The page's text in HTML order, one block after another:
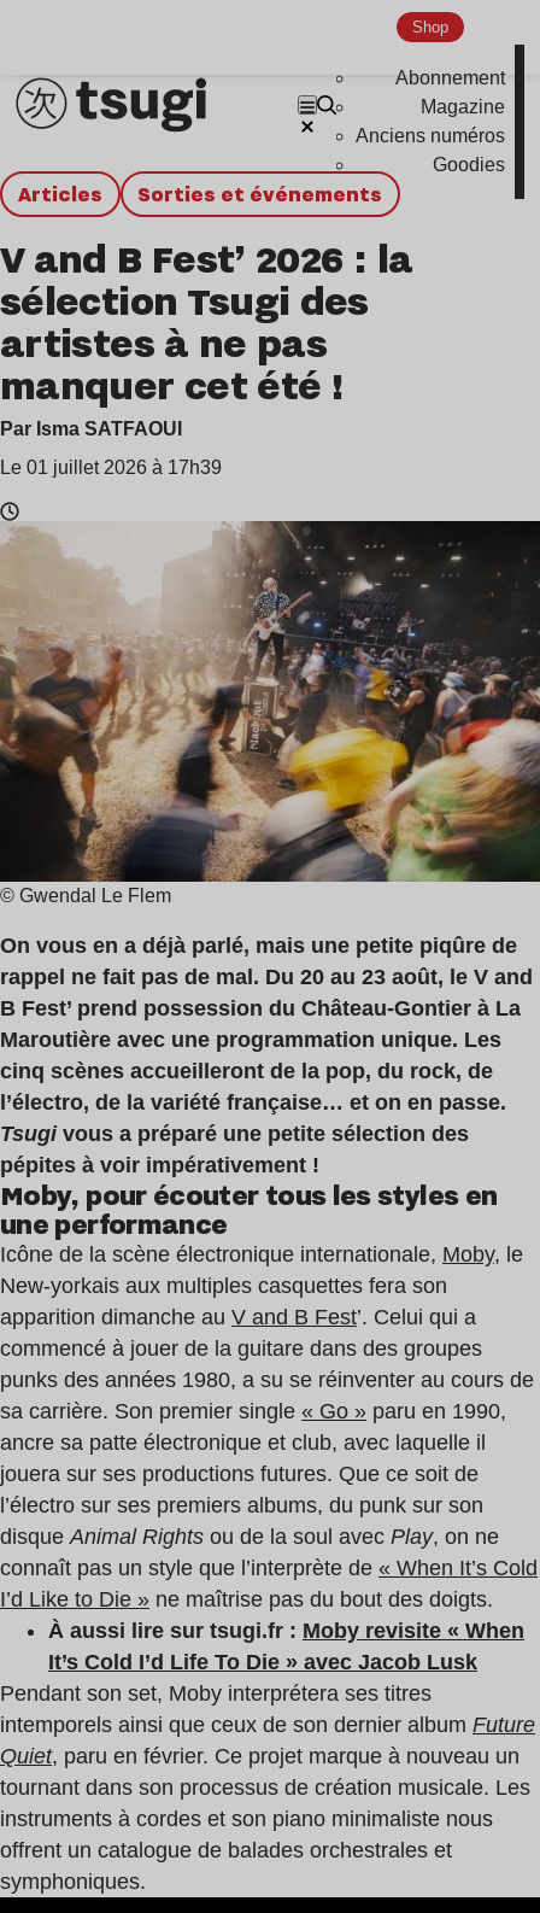
Shop
Abonnement
Magazine
Anciens numéros
Goodies
Articles Sorties et événements
V and B Fest’ 2026 : la
sélection Tsugi des
artistes à ne pas
manquer cet été !
Par Isma SATFAOUI
Le 01 juillet 2026 à 17h39
Temps
lecture
6
min
© Gwendal Le Flem
On vous en a déjà parlé, mais une petite piqûre de
rappel ne fait pas de mal. Du 20 au 23 août, le V and
B Fest’ prend possession du Château-Gontier à La
Maroutière avec une programmation unique. Les
cinq scènes accueilleront de la pop, du rock, de
l’électro, de la variété française… et on en passe.
Tsugivous a préparé une petite sélection des
pépites à voir impérativement !
Moby, pour écouter tous les styles en
une performance
Icône de la scène électronique internationale, Moby, le
New-yorkais aux multiples casquettes fera son
apparition dimanche au V and B Fest’. Celui qui a
commencé à jouer de la guitare dans des groupes
punks des années 1980, a su se réinventer au cours de
sa carrière. Son premier single « Go » paru en 1990,
ancre sa patte électronique et club, avec laquelle il
jouera sur ses productions futures. Que ce soit de
l’électro sur ses premiers albums, du punk sur son
disqueAnimal Rights ou de la soul avec Play, on ne
connaît pas un style que l’interprète de « When It’s Cold
I’d Like to Die » ne maîtrise pas du bout des doigts.
À aussi lire sur tsugi.fr : Moby revisite « When
It’s Cold I’d Life To Die » avec Jacob Lusk
Pendant son set, Moby interprétera ses titres
intemporels ainsi que ceux de son dernier album Future
Quiet, paru en février. Ce projet marque à nouveau un
tournant dans son processus de création musicale. Les
instruments à cordes et son piano minimaliste nous
offrent un catalogue de balades orchestrales et
symphoniques.